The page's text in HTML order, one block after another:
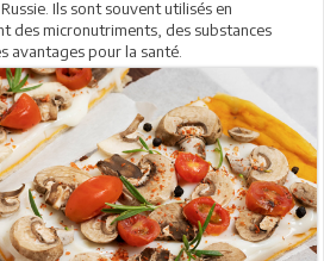
Ils sont souvent utilisés en
des micronutriments, des substances
avantages pour la santé.